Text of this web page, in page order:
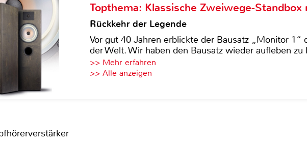
Topthema: Klassische Zweiwege-
Rückkehr der Legende
Vor gut 40 Jahren erblickte der Bausatz „Monitor 1“
der Welt. Wir haben den Bausatz wieder aufleben zu
>> Mehr erfahren
>> Alle anzeigen